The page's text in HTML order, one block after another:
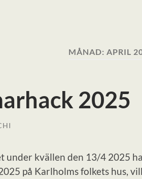
MÅNAD: APRIL
2025
under kvällen den 13/4 2025
på Karlholms folkets hus,